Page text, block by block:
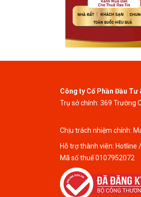
Công ty Cổ Phần Đầu Tư
Trụ sở chính: 369 Trường
Chịu trách nhiệm chính:
Hỗ trợ thành viên: Hotline
Mã số thuế 0107952072